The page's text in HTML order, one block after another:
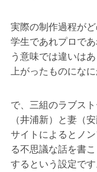
実際の制作過程が
学生であれプロで
う意味では違いは
上がったものにな
で、三組のラブス
（井浦新）と妻（
サイトによるとノ
る不思議な話を書
するという設定で